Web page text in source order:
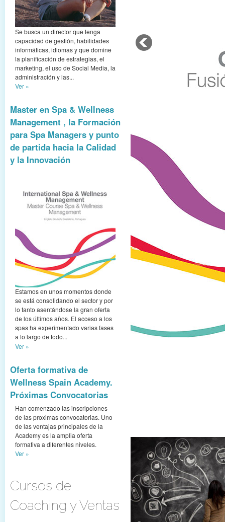
Se busca un director que tenga
capacidad de gestión, habilidades
informáticas, idiomas y que domine
la planificación de estrategias, el
marketing, el uso de Social Media, la
administración y las...
Ver »
Master en Spa & Wellness
Management , la Formación
para Spa Managers y punto
de partida hacia la Calidad
y la Innovación
Estamos en unos momentos donde
se está consolidando el sector y por
lo tanto asentándose la gran oferta
de los últimos años. El acceso a los
spas ha experimentado varias fases
a lo largo de todo...
Ver »
Oferta formativa de
Wellness Spain Academy.
Próximas Convocatorias
Han comenzado las inscripciones
de las proximas convocatorias. Uno
de las ventajas principales de la
Academy es la amplia oferta
formativa a diferentes niveles.
Ver »
Cursos de
Coaching y Ventas
AyurCoach
Coaching en Fusión
con Ayurveda